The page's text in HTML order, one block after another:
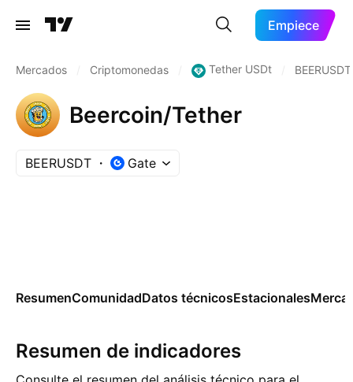
Empiece
Mercados Criptomonedas Tether USDt BEERUSDT
Beercoin/Tether
BEERUSDT Gate
ResumenComunidadDatos técnicosEstacionales
Resumen de indicadores